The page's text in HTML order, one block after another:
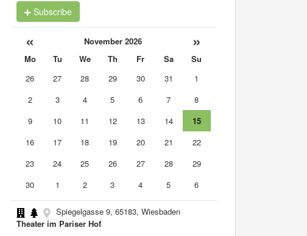
Subscribe
« November 2026 »
Mo Tu We Th Fr Sa
Su
26
27 28 29 30 31
1
2
3 4 5 6 7
8
9
10 11 12 13 14
15
16
17 18 19 20 21
22
23
24 25 26 27 28
29
30
1 2 3 4 5 6
Spiegelgasse 9, 65183, Wiesbaden
Theater im Pariser Hof